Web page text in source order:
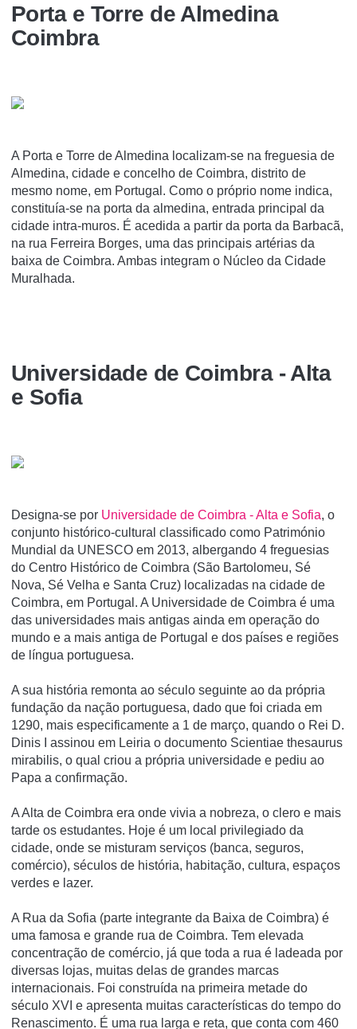
Porta e Torre de Almedina
Coimbra
A Porta e Torre de Almedina localizam-se na freguesia de
Almedina, cidade e concelho de Coimbra, distrito de
mesmo nome, em Portugal. Como o próprio nome indica,
constituí­a-se na porta da almedina, entrada principal da
cidade intra-muros. É acedida a partir da porta da Barbacã,
na rua Ferreira Borges, uma das principais artérias da
baixa de Coimbra. Ambas integram o Núcleo da Cidade
Muralhada.
Universidade de Coimbra - Alta
e Sofia
Designa-se por Universidade de Coimbra - Alta e Sofia, o
conjunto histórico-cultural classificado como Património
Mundial da UNESCO em 2013, albergando 4 freguesias
do Centro Histórico de Coimbra (São Bartolomeu, Sé
Nova, Sé Velha e Santa Cruz) localizadas na cidade de
Coimbra, em Portugal. A Universidade de Coimbra é uma
das universidades mais antigas ainda em operação do
mundo e a mais antiga de Portugal e dos paí­ses e regiões
de lí­ngua portuguesa.
A sua história remonta ao século seguinte ao da própria
fundação da nação portuguesa, dado que foi criada em
1290, mais especificamente a 1 de março, quando o Rei D.
Dinis I assinou em Leiria o documento Scientiae thesaurus
mirabilis, o qual criou a própria universidade e pediu ao
Papa a confirmação.
A Alta de Coimbra era onde vivia a nobreza, o clero e mais
tarde os estudantes. Hoje é um local privilegiado da
cidade, onde se misturam serviços (banca, seguros,
comércio), séculos de história, habitação, cultura, espaços
verdes e lazer.
A Rua da Sofia (parte integrante da Baixa de Coimbra) é
uma famosa e grande rua de Coimbra. Tem elevada
concentração de comércio, já que toda a rua é ladeada por
diversas lojas, muitas delas de grandes marcas
internacionais. Foi construí­da na primeira metade do
século XVI e apresenta muitas caracterí­sticas do tempo do
Renascimento. É uma rua larga e reta, que conta com 460